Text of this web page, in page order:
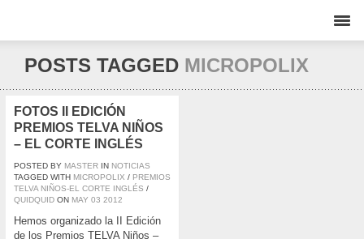
POSTS TAGGED MICROPOLIX
FOTOS II EDICIÓN
PREMIOS TELVA NIÑOS
– EL CORTE INGLÉS
POSTED BY MASTER IN NOTICIAS
TAGGED WITH MICROPOLIX / PREMIOS
TELVA NIÑOS-EL CORTE INGLÉS /
QUIDQUID ON MAY 03 2012
Hemos organizado la II Edición
de los Premios TELVA Niños –